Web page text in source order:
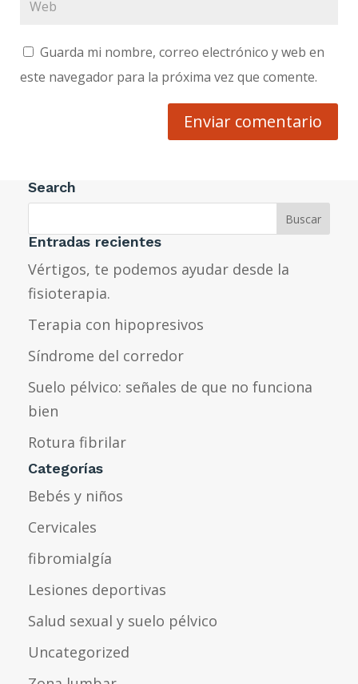
Guarda mi nombre, correo electrónico y web en
este navegador para la próxima vez que comente.
Enviar comentario
Search
Entradas recientes
Vértigos, te podemos ayudar desde la
fisioterapia.
Terapia con hipopresivos
Síndrome del corredor
Suelo pélvico: señales de que no funciona
bien
Rotura fibrilar
Categorías
Bebés y niños
Cervicales
fibromialgía
Lesiones deportivas
Salud sexual y suelo pélvico
Uncategorized